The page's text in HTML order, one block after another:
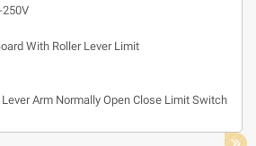
250V
With Roller Lever Limit
Arm Normally Open Close Limit Switch